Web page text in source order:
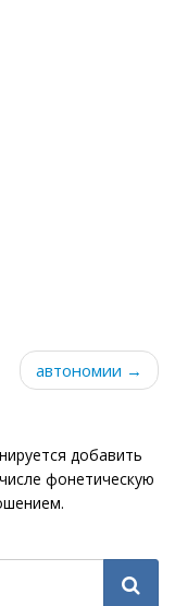
автономии →
добавить
фонетическую